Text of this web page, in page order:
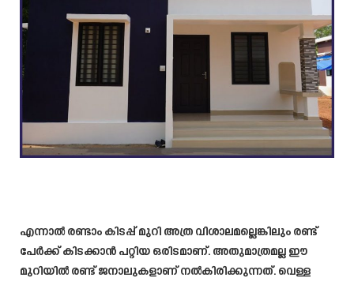
എന്നാൽ രണ്ടാം കിടപ്പ് മുറി അത്ര വിശാലമല്ലെങ്കിലും രണ്ട്
പേർക്ക് കിടക്കാൻ പറ്റിയ ഒരിടമാണ്. അതുമാത്രമല്ല ഈ
മുറിയിൽ രണ്ട് ജനാലുകളാണ് നൽകിരിക്കുന്നത്. വെള്ള